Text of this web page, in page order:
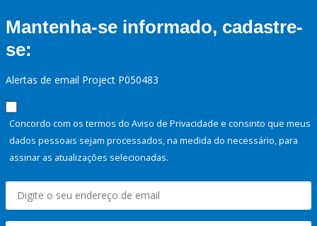
Mantenha-se informado, cadastre-
se:
Alertas de email Project P050483
Concordo com os termos do Aviso de Privacidade e consinto que meus
dados pessoais sejam processados, na medida do necessário, para
assinar as atualizações selecionadas.